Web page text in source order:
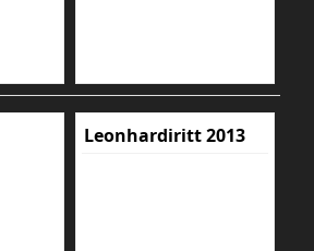
Leonhardiritt 2013